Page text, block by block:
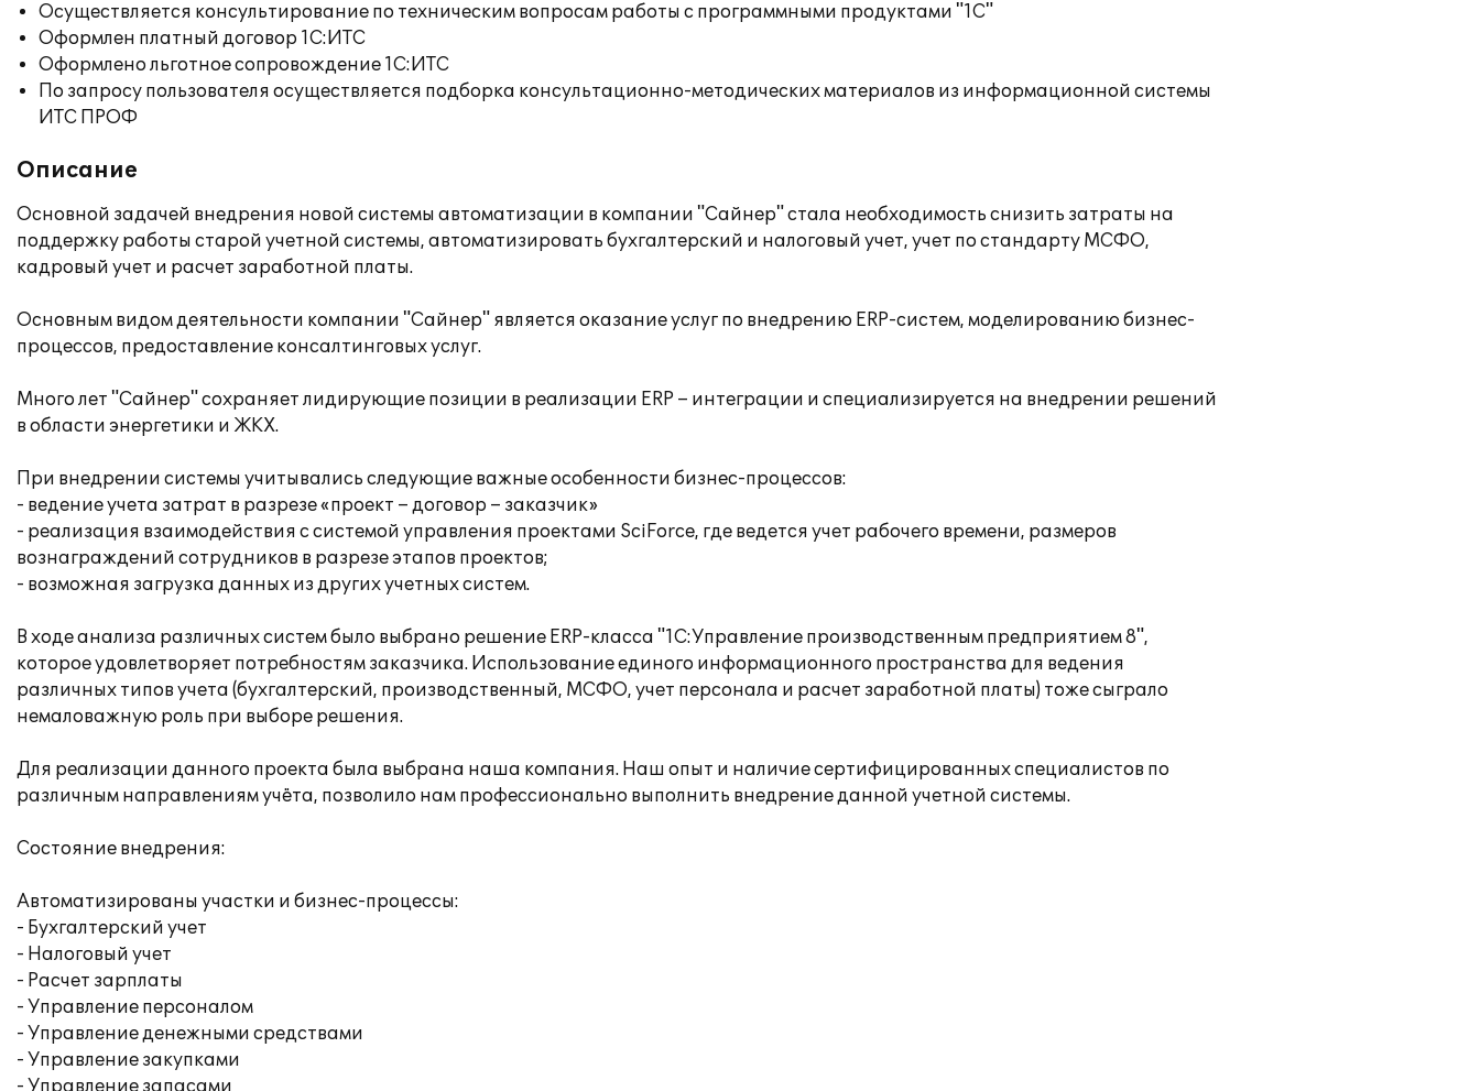
Осуществляется консультирование по техническим вопросам работы с программными продуктами "1С"
Оформлен платный договор 1С:ИТС
Оформлено льготное сопровождение 1С:ИТС
По запросу пользователя осуществляется подборка консультационно-методических материалов из информационной системы
ИТС ПРОФ
Описание
Основной задачей внедрения новой системы автоматизации в компании "Сайнер" стала необходимость снизить затраты на
поддержку работы старой учетной системы, автоматизировать бухгалтерский и налоговый учет, учет по стандарту МСФО,
кадровый учет и расчет заработной платы.
Основным видом деятельности компании "Сайнер" является оказание услуг по внедрению ERP-систем, моделированию бизнес-
процессов, предоставление консалтинговых услуг.
Много лет "Сайнер" сохраняет лидирующие позиции в реализации ERP – интеграции и специализируется на внедрении решений
в области энергетики и ЖКХ.
При внедрении системы учитывались следующие важные особенности бизнес-процессов:
- ведение учета затрат в разрезе «проект – договор – заказчик»
- реализация взаимодействия с системой управления проектами SciForce, где ведется учет рабочего времени, размеров
вознаграждений сотрудников в разрезе этапов проектов;
- возможная загрузка данных из других учетных систем.
В ходе анализа различных систем было выбрано решение ERP-класса "1С:Управление производственным предприятием 8",
которое удовлетворяет потребностям заказчика. Использование единого информационного пространства для ведения
различных типов учета (бухгалтерский, производственный, МСФО, учет персонала и расчет заработной платы) тоже сыграло
немаловажную роль при выборе решения.
Для реализации данного проекта была выбрана наша компания. Наш опыт и наличие сертифицированных специалистов по
различным направлениям учёта, позволило нам профессионально выполнить внедрение данной учетной системы.
Состояние внедрения:
Автоматизированы участки и бизнес-процессы:
- Бухгалтерский учет
- Налоговый учет
- Расчет зарплаты
- Управление персоналом
- Управление денежными средствами
- Управление закупками
- Управление запасами